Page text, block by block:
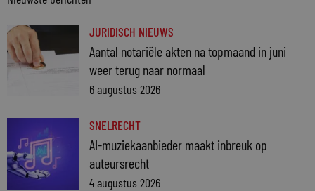
JURIDISCH NIEUWS
Aantal notariële akten na topmaand in juni
weer terug naar normaal
6 augustus 2026
SNELRECHT
AI-muziekaanbieder maakt inbreuk op
auteursrecht
4 augustus 2026